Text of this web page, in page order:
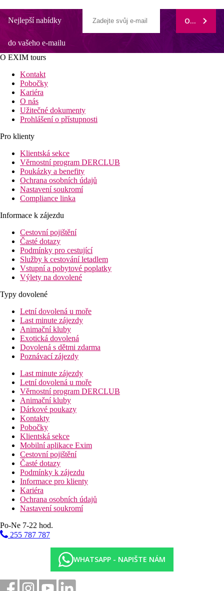
Nejlepší nabídky
do vašeho e-mailu
ODEBÍRAT
O EXIM tours
Kontakt
Pobočky
Kariéra
O nás
Užitečné dokumenty
Prohlášení o přístupnosti
Pro klienty
Klientská sekce
Věrnostní program DERCLUB
Poukázky a benefity
Ochrana osobních údajů
Nastavení soukromí
Compliance linka
Informace k zájezdu
Cestovní pojištění
Časté dotazy
Podmínky pro cestující
Služby k cestování letadlem
Vstupní a pobytové poplatky
Výlety na dovolené
Typy dovolené
Letní dovolená u moře
Last minute zájezdy
Animační kluby
Exotická dovolená
Dovolená s dětmi zdarma
Poznávací zájezdy
Last minute zájezdy
Letní dovolená u moře
Věrnostní program DERCLUB
Animační kluby
Dárkové poukazy
Kontakty
Pobočky
Klientská sekce
Mobilní aplikace Exim
Cestovní pojištění
Časté dotazy
Podmínky k zájezdu
Informace pro klienty
Kariéra
Ochrana osobních údajů
Nastavení soukromí
Po-Ne 7-22 hod.
255 787 787
WHATSAPP - NAPIŠTE NÁM